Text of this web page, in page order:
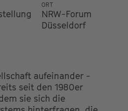
ORT
NRW-Forum
Düsseldorf
aufeinander -
seit den 1980er
sie sich die